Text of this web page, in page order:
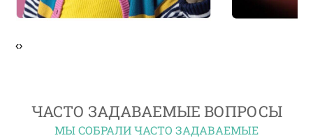
‹›
ЧАСТО ЗАДАВАЕМЫЕ ВОПРОСЫ
МЫ СОБРАЛИ ЧАСТО ЗАДАВАЕМЫЕ